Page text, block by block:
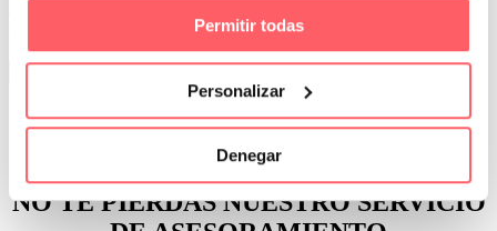
Permitir todas
Personalizar
Denegar
Ver más
¿Qué opinan nuestros clientesDE
NOSOTROS?
NO TE PIERDAS NUESTRO SERVICIO